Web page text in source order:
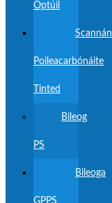
Optúil
Scannán
Poileacarbónáite
Tinted
Bileog
PS
Bileoga
GPPS